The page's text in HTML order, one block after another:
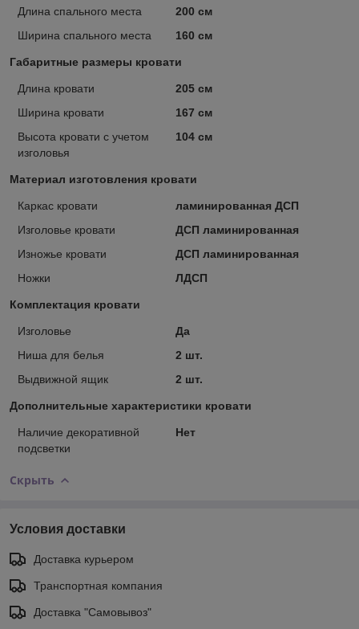
Длина спального места
200 см
Ширина спального места
160 см
Габаритные размеры кровати
Длина кровати
205 см
Ширина кровати
167 см
Высота кровати с учетом
изголовья
104 см
Материал изготовления кровати
Каркас кровати
ламинированная ДСП
Изголовье кровати
ДСП ламинированная
Изножье кровати
ДСП ламинированная
Ножки
ЛДСП
Комплектация кровати
Изголовье
Да
Ниша для белья
2 шт.
Выдвижной ящик
2 шт.
Дополнительные характеристики кровати
Наличие декоративной
подсветки
Нет
Скрыть
Условия доставки
Доставка курьером
Транспортная компания
Доставка "Самовывоз"